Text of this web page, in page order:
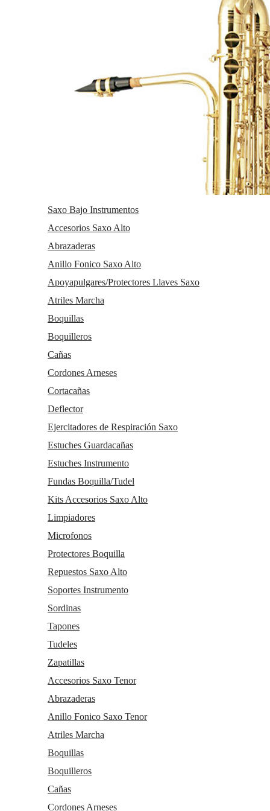
Saxo Bajo Instrumentos
Accesorios Saxo Alto
Abrazaderas
Anillo Fonico Saxo Alto
Apoyapulgares/Protectores Llaves Saxo
Atriles Marcha
Boquillas
Boquilleros
Cañas
Cordones Arneses
Cortacañas
Deflector
Ejercitadores de Respiración Saxo
Estuches Guardacañas
Estuches Instrumento
Fundas Boquilla/Tudel
Kits Accesorios Saxo Alto
Limpiadores
Microfonos
Protectores Boquilla
Repuestos Saxo Alto
Soportes Instrumento
Sordinas
Tapones
Tudeles
Zapatillas
Accesorios Saxo Tenor
Abrazaderas
Anillo Fonico Saxo Tenor
Atriles Marcha
Boquillas
Boquilleros
Cañas
Cordones Arneses
Clarinetes Mib
Accesorios Clarinete Bajo
Accesorios Clarinete Alto
Accesorios Clarinete La
Viento metal
Trombones
Bombardinos
Fliscornos
Saxofones
Saxos Altos
Saxos Tenores
Saxos Baritonos
Saxos Sopranino
Saxos Bajo
Partituras Saxo
Accesorios Saxo Tenor
Accesorios Saxo Soprano
Accesorios Saxo Baritono
Accesorios Saxo Sopranino
Dulzainas
Dulzainas instrumentos
Accesorios de dulzainas
Accesorios Atriles De Pie
Afinadores
Atriles De Pie
Ejercitadores de Mano
Metronomos
Servicios
Taller de reparaciones
Km 0
Outlet
Atención al cliente
Contacto
Condiciones generales de contratación
Gastos de envío
Política de privacidad
Política de cookies